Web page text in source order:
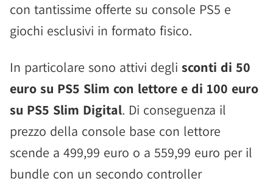
con tantissime offerte su console PS5 e
giochi esclusivi in formato fisico.
In particolare sono attivi degli sconti di 50
euro su PS5 Slim con lettore e di 100 euro
su PS5 Slim Digital. Di conseguenza il
prezzo della console base con lettore
scende a 499,99 euro o a 559,99 euro per il
bundle con un secondo controller